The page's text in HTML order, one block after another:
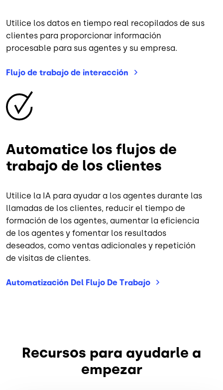
Utilice los datos en tiempo real recopilados de sus
clientes para proporcionar información
procesable para sus agentes y su empresa.
Flujo de trabajo de interacción
Imagen
Automatice los flujos de
trabajo de los clientes
Utilice la IA para ayudar a los agentes durante las
llamadas de los clientes, reducir el tiempo de
formación de los agentes, aumentar la eficiencia
de los agentes y fomentar los resultados
deseados, como ventas adicionales y repetición
de visitas de clientes.
Automatización Del Flujo De Trabajo
Recursos para ayudarle a
empezar